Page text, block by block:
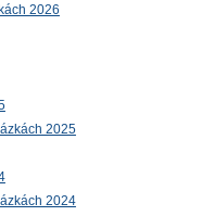
2026
2025
2024